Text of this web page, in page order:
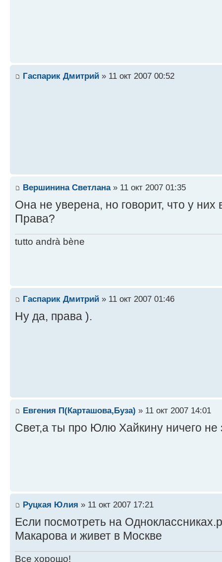
Гаспарик Дмитрий » 11 окт 2007 00:52
Вершинина Светлана» 11 окт 2007 01:35
Она не уверена, но говорит, что у
Права?
tutto andrà bène
Гаспарик Дмитрий » 11 окт 2007 01:46
Ну да, права ).
Евгения П(Карташова,Буза) » 11 окт 2007 14:01
Свет,а ты про Юлю Хайкину ничего не
Руцкая Юлия » 11 окт 2007 17:21
Если посмотреть на
Макарова и живет в Москве
Все хорошо!